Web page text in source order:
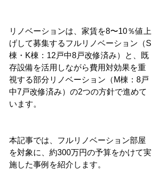
リノベーションは、家賃を8〜10％値上
げして募集するフルリノベーション（S
棟・K棟：12戸中8戸改修済み）と、既
存設備を活用しながら費用対効果を重
視する部分リノベーション（M棟：8戸
中7戸改修済み）の2つの方針で進めて
います。
本記事では、フルリノベーション部屋
を対象に、約300万円の予算をかけて実
施した事例を紹介します。